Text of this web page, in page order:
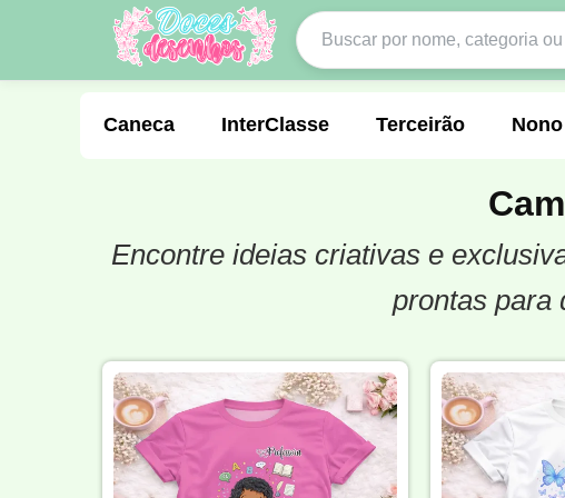
Caneca InterClasse Terceirão
Molde de Costura Professora Fonte
Natalina Agro
Motocross Ciclismo Nail Designer
Língua Portuguesa
Encontre ideias criativas e
prontas para